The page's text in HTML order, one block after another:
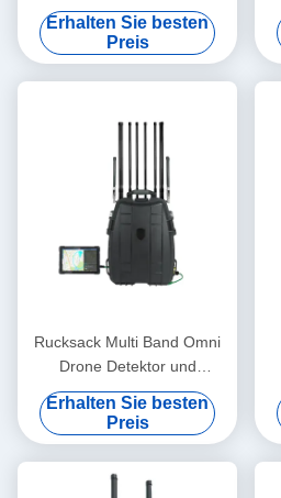
Jamming Device 600MHz-
6GHz Full Frequency Band
Scanning 3KM Effective
Range
Erhalten Sie besten
Preis
Rucksack Multi Band Omni
Drone Detektor und
Störgerät 2 in 1 400-
6000MHz Detektion FPV DJi
Drohnen 10 KM
Erhalten Sie besten
Preis